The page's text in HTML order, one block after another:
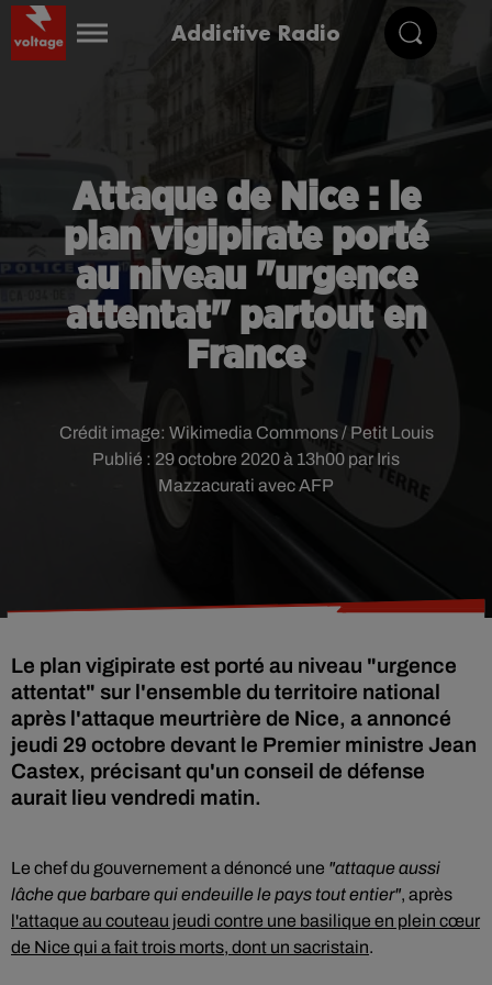
Addictive Radio
Attaque de Nice : le
plan vigipirate porté
au niveau "urgence
attentat" partout en
France
Publié : 29 octobre 2020 à 13h00 par Iris
Mazzacurati avec AFP
Crédit image: Wikimedia Commons / Petit Louis
Le plan vigipirate est porté au niveau "urgence
attentat" sur l'ensemble du territoire national
après l'attaque meurtrière de Nice, a annoncé
jeudi 29 octobre devant le Premier ministre Jean
Castex, précisant qu'un conseil de défense
aurait lieu vendredi matin.
Le chef du gouvernement a dénoncé une "attaque aussi
lâche que barbare qui endeuille le pays tout entier", après
l'attaque au couteau jeudi contre une basilique en plein cœur
de Nice qui a fait trois morts, dont un sacristain.